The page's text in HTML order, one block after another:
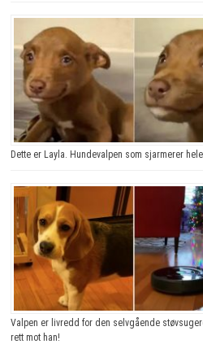
Dette er Layla. Hundevalpen som sjarmerer
Valpen er livredd for den selvgående
rett mot han!